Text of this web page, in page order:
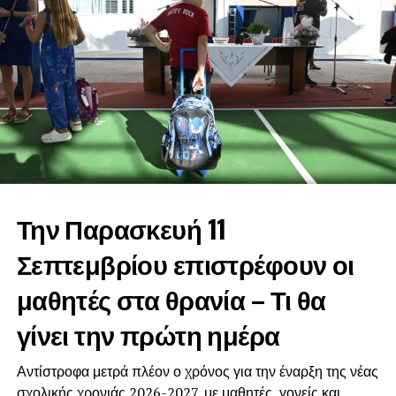
Την Παρασκευή 11
Σεπτεμβρίου επιστρέφουν οι
μαθητές στα θρανία – Τι θα
γίνει την πρώτη ημέρα
Αντίστροφα μετρά πλέον ο χρόνος για την έναρξη της νέας